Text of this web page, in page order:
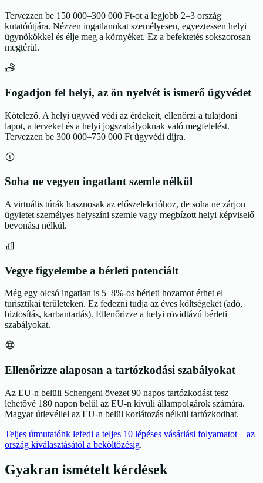
Tervezzen be 150 000–300 000 Ft-ot a legjobb 2–3 ország
kutatóútjára. Nézzen ingatlanokat személyesen, egyeztessen helyi
ügynökökkel és élje meg a környéket. Ez a befektetés sokszorosan
megtérül.
Fogadjon fel helyi, az ön nyelvét is ismerő ügyvédet
Kötelező. A helyi ügyvéd védi az érdekeit, ellenőrzi a tulajdoni
lapot, a terveket és a helyi jogszabályoknak való megfelelést.
Tervezzen be 300 000–750 000 Ft ügyvédi díjra.
Soha ne vegyen ingatlant szemle nélkül
A virtuális túrák hasznosak az előszelekcióhoz, de soha ne zárjon
ügyletet személyes helyszíni szemle vagy megbízott helyi képviselő
bevonása nélkül.
Vegye figyelembe a bérleti potenciált
Még egy olcsó ingatlan is 5–8%-os bérleti hozamot érhet el
turisztikai területeken. Ez fedezni tudja az éves költségeket (adó,
biztosítás, karbantartás). Ellenőrizze a helyi rövidtávú bérleti
szabályokat.
Ellenőrizze alaposan a tartózkodási szabályokat
Az EU-n belüli Schengeni övezet 90 napos tartózkodást tesz
lehetővé 180 napon belül az EU-n kívüli állampolgárok számára.
Magyar útlevéllel az EU-n belül korlátozás nélkül tartózkodhat.
Teljes útmutatónk lefedi a teljes 10 lépéses vásárlási folyamatot – az
ország kiválasztásától a beköltözésig.
Gyakran ismételt kérdések